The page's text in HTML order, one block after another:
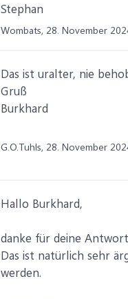
Stephan
Wombats, 28. November
Das ist uralter, nie
Gruß
Burkhard
G.O.Tuhls, 28. November
Hallo Burkhard,
danke für deine
Das ist natürlich sehr
werden.